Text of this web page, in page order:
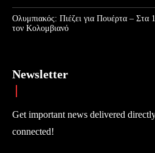
Ολυμπιακός: Πιέζει για Πουέρτα – Στα
τον Κολομβιανό
Newsletter
Get important news delivered
connected!